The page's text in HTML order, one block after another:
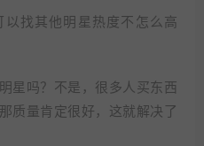
找其他明星热度不怎么高
星吗？不是，很多人买东西
质量肯定很好，这就解决了